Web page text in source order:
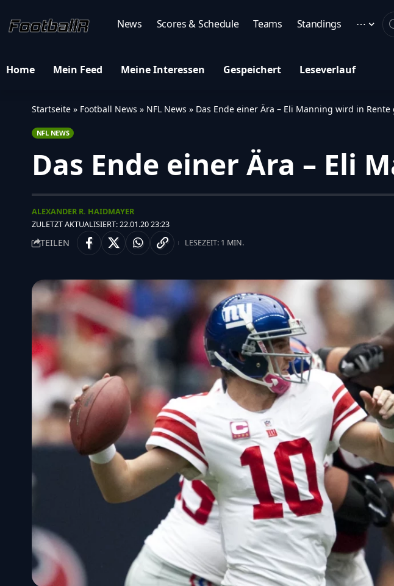
News Scores & Schedule Teams Standings ⋯
Home Mein Feed Meine Interessen Gespeichert Leseverlauf
Startseite » Football News » NFL News » Das Ende einer Ära – Eli Manning wird in Rente
NFL NEWS
Das Ende einer Ära – Eli
ZULETZT AKTUALISIERT: 22.01.20 23:23
ALEXANDER R. HAIDMAYER
TEILEN LESEZEIT: 1 MIN.